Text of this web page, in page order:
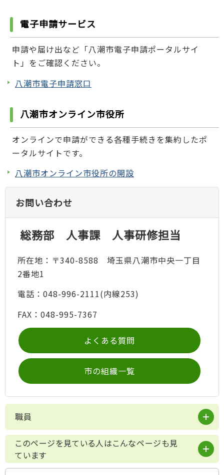
電子申請サービス
申請や届け出など「八潮市電子申請ポータルサイ
ト」をご確認ください。
八潮市電子申請窓口
八潮市オンライン市役所
オンラインで申請ができる各種手続きを集約したポ
ータルサイトです。
八潮市オンライン市役所の開設
お問い合わせ
総務部 人事課 人事研修担当
所在地：〒340-8588 埼玉県八潮市中央一丁目
2番地1
電話：048-996-2111(内線253)
FAX：048-995-7367
よくある質問
市の組織一覧
職員
このページを見ている人はこんなページも見
ています